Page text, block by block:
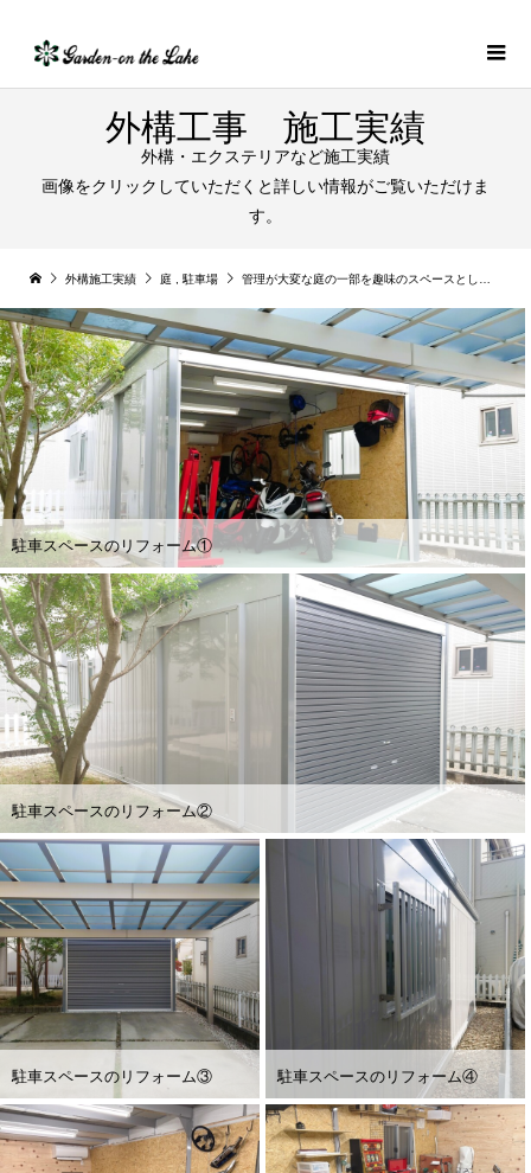
外構工事 施工実績
外構・エクステリアなど施工実績
画像をクリックしていただくと詳しい情報がご覧いただけま
す。
外構施工実績 庭 駐車場 管理が大変な庭の一部を趣味のスペースとしてのバイクガレージ設置｜小牧市
駐車スペースのリフォーム①
駐車スペースのリフォーム②
駐車スペースのリフォーム③ 駐車スペースのリフォーム④